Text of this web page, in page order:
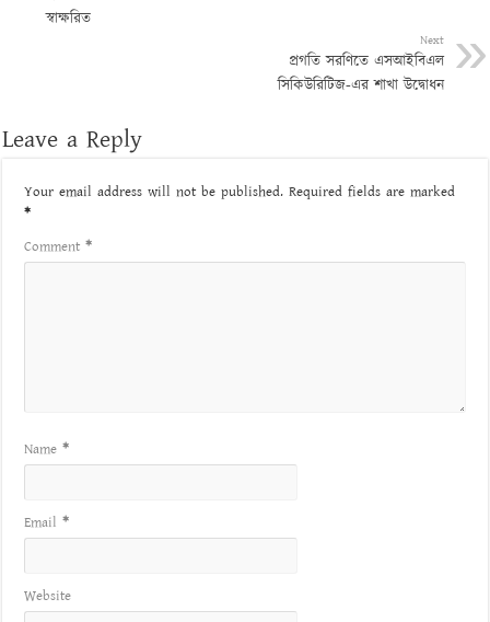
স্বাক্ষরিত
Next
প্রগতি সরণিতে এসআইবিএল
সিকিউরিটিজ-এর শাখা উদ্বোধন
Leave a Reply
Your email address will not be published. Required fields are marked
*
Comment*
Name*
Email*
Website